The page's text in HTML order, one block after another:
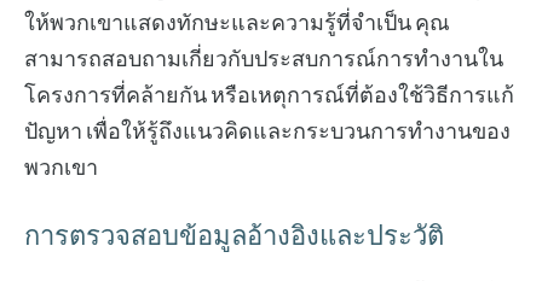
ให้พวกเขาแสดงทักษะและความรู้ที่จำเป็น คุณ
สามารถสอบถามเกี่ยวกับประสบการณ์การทำงานใน
โครงการที่คล้ายกัน หรือเหตุการณ์ที่ต้องใช้วิธีการแก้
ปัญหา เพื่อให้รู้ถึงแนวคิดและกระบวนการทำงานของ
พวกเขา
การตรวจสอบข้อมูลอ้างอิงและประวัติ